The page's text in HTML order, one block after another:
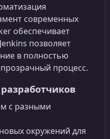
современных
обеспечивает
позволяет
в полностью
процесс.
с разными
окружений для